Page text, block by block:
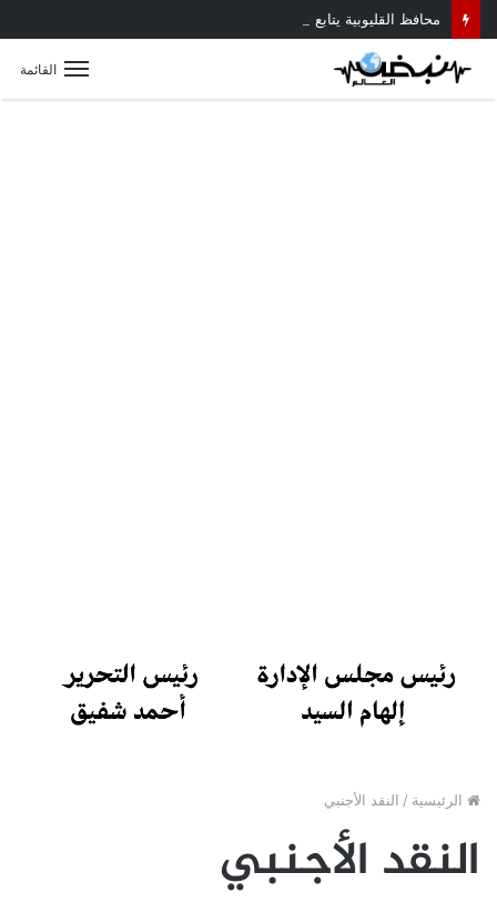
القائمة
الرئيسية / النقد الأجنبي
النقد الأجنبي